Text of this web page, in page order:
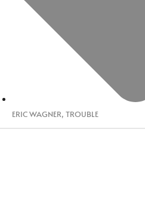
ERIC WAGNER, TROUBLE